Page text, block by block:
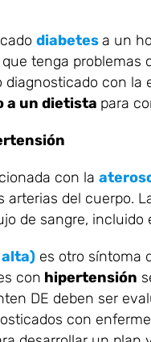
diabetesa un
tenga problemas
diagnosticado con la
a un dietista para
con la
del cuerpo.
de sangre, incluido
es otro síntoma
con hipertensión
DE deben ser
con